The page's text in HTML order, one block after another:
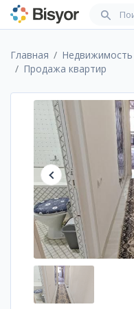
Главная Недвижимость
Продажа квартир